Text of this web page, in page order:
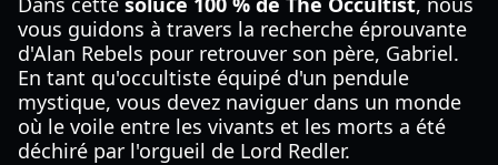
vous guidons à travers la recherche éprouvante
d'Alan Rebels pour retrouver son père, Gabriel.
En tant qu'occultiste équipé d'un pendule
mystique, vous devez naviguer dans un monde
où le voile entre les vivants et les morts a été
déchiré par l'orgueil de Lord Redler.